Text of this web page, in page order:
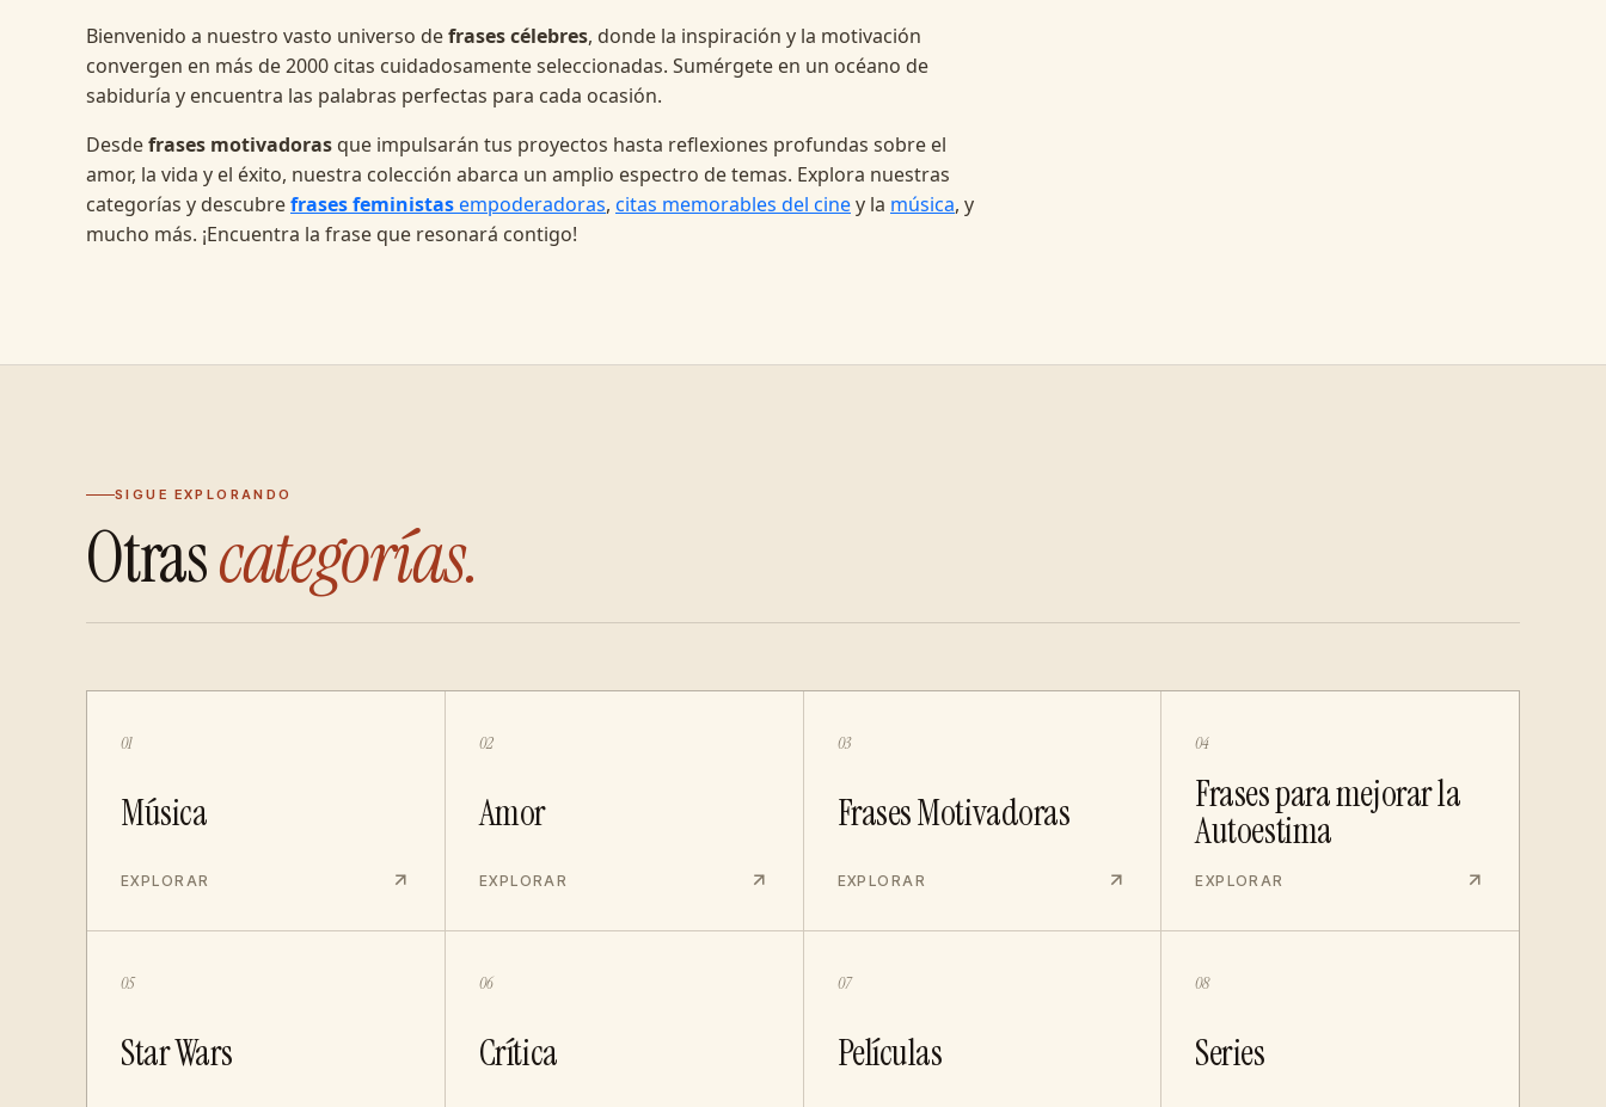
Bienvenido a nuestro vasto universo defrases célebres, donde la inspiración y la motivación
convergen en más de 2000 citas cuidadosamente seleccionadas. Sumérgete en un océano de
sabiduría y encuentra las palabras perfectas para cada ocasión.
Desdefrases motivadoras que impulsarán tus proyectos hasta reflexiones profundas sobre el
amor, la vida y el éxito, nuestra colección abarca un amplio espectro de temas. Explora nuestras
categorías y descubrefrases feministasempoderadoras, citas memorables del ciney la música, y
mucho más. ¡Encuentra la frase que resonará contigo!
SIGUE EXPLORANDO
Otrascategorías.
01
Música
EXPLORAR
02
Amor
EXPLORAR
03
Frases Motivadoras
EXPLORAR
04
Frases para mejorar la
Autoestima
EXPLORAR
05
Star Wars
06
Crítica
07
Películas
08
Series